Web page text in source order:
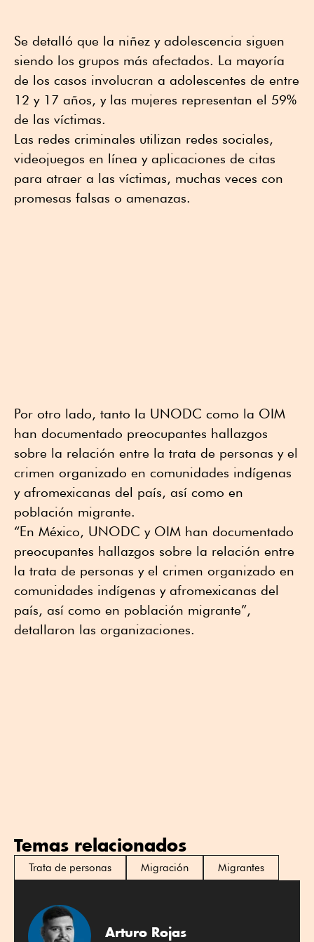
Se detalló que la niñez y adolescencia siguen
siendo los grupos más afectados. La mayoría
de los casos involucran a adolescentes de entre
12 y 17 años, y las mujeres representan el 59%
de las víctimas.
Las redes criminales utilizan redes sociales,
videojuegos en línea y aplicaciones de citas
para atraer a las víctimas, muchas veces con
promesas falsas o amenazas.
Por otro lado, tanto la UNODC como la OIM
han documentado preocupantes hallazgos
sobre la relación entre la trata de personas y el
crimen organizado en comunidades indígenas
y afromexicanas del país, así como en
población migrante.
“En México, UNODC y OIM han documentado
preocupantes hallazgos sobre la relación entre
la trata de personas y el crimen organizado en
comunidades indígenas y afromexicanas del
país, así como en población migrante”,
detallaron las organizaciones.
Temas relacionados
Trata de personas Migración Migrantes
Arturo Rojas